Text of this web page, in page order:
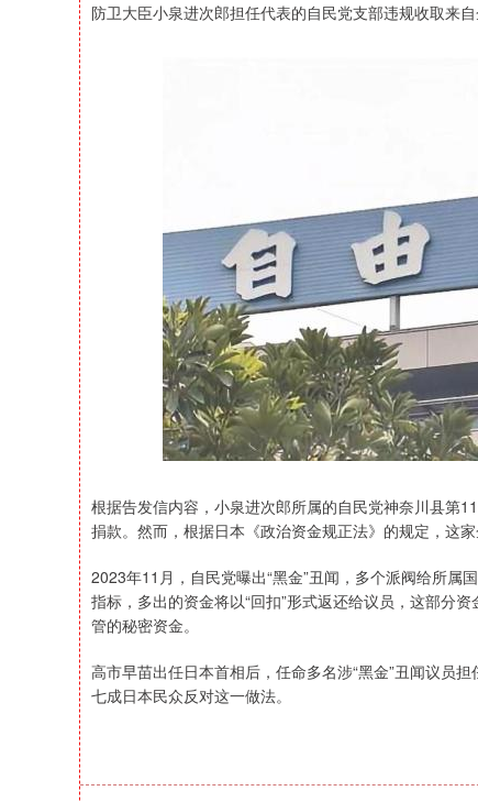
防卫大臣小泉进次郎担任代表的自民党支部违规收取来
根据告发信内容，小泉进次郎所属的自民党神奈川县第
捐款。然而，根据日本《政治资金规正法》的规定，这
2023年11月，自民党曝出“黑金”丑闻，多个派阀给所属
指标，多出的资金将以“回扣”形式返还给议员，这部分
管的秘密资金。
高市早苗出任日本首相后，任命多名涉“黑金”丑闻议员
七成日本民众反对这一做法。